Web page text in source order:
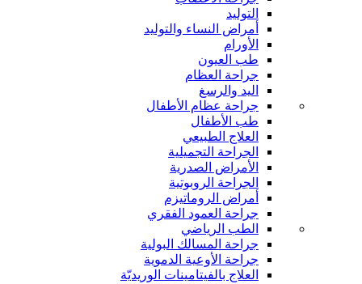
التوليد
أمراض النساء والتوليد
الأورام
طب العيون
جراحة العظام
اليد والرسغ
جراحة عظام الأطفال
طب الأطفال
العلاج الطبيعي
الجراحة التجميلية
الأمراض الصدرية
الجراحة الروبوتية
أمراض الروماتيزم
جراحة العمود الفقري
الطب الرياضي
جراحة المسالك البولية
جراحة الأوعية الدموية
العلاج بالفيتامينات الوريديّة